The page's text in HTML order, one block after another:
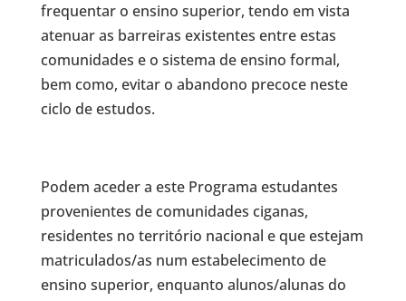
frequentar o ensino superior, tendo em vista
atenuar as barreiras existentes entre estas
comunidades e o sistema de ensino formal,
bem como, evitar o abandono precoce neste
ciclo de estudos.
Podem aceder a este Programa estudantes
provenientes de comunidades ciganas,
residentes no território nacional e que estejam
matriculados/as num estabelecimento de
ensino superior, enquanto alunos/alunas do